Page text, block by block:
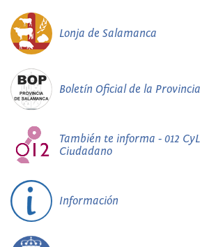
Lonja de Salamanca
Boletín Oficial de la Provincia
También te informa - 012
Ciudadano
Información